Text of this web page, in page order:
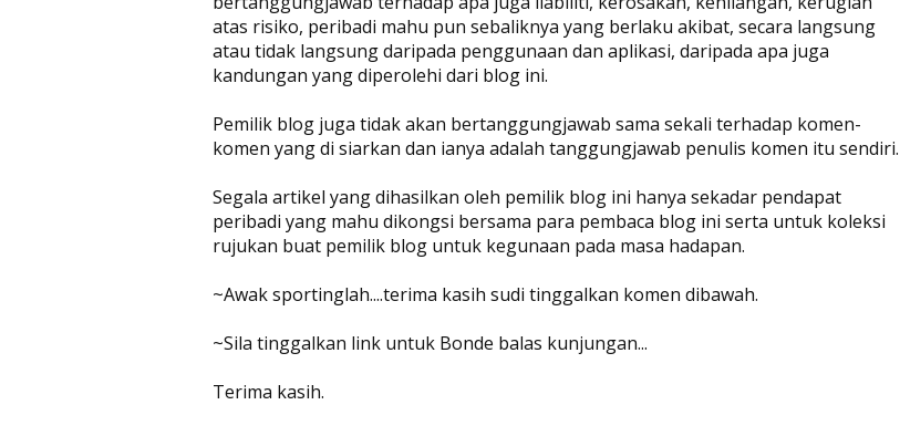
atas risiko, peribadi mahu pun sebaliknya yang berlaku akibat, secara langsung
atau tidak langsung daripada penggunaan dan aplikasi, daripada apa juga
kandungan yang diperolehi dari blog ini.
Pemilik blog juga tidak akan bertanggungjawab sama sekali terhadap komen-
komen yang di siarkan dan ianya adalah tanggungjawab penulis komen itu sendiri.
Segala artikel yang dihasilkan oleh pemilik blog ini hanya sekadar pendapat
peribadi yang mahu dikongsi bersama para pembaca blog ini serta untuk koleksi
rujukan buat pemilik blog untuk kegunaan pada masa hadapan.
~Awak sportinglah....terima kasih sudi tinggalkan komen dibawah.
~Sila tinggalkan link untuk Bonde balas kunjungan...
Terima kasih.